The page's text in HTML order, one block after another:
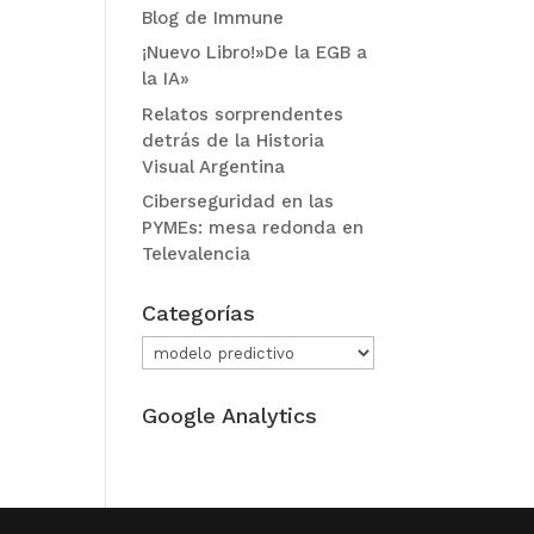
Blog de Immune
¡Nuevo Libro!»De la EGB a
la IA»
Relatos sorprendentes
detrás de la Historia
Visual Argentina
Ciberseguridad en las
PYMEs: mesa redonda en
Televalencia
Categorías
Categorías
Google Analytics